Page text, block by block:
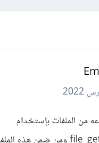
من الملفات بإستخدام